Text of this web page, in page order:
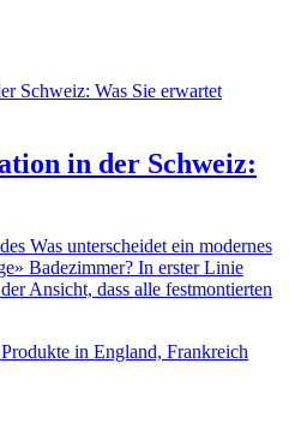
in der Schweiz:
Was unterscheidet ein modernes
Badezimmer? In erster Linie
Ansicht, dass alle festmontierten